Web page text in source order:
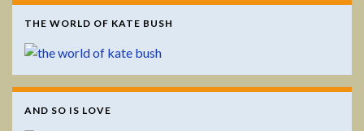
THE WORLD OF KATE BUSH
AND SO IS LOVE